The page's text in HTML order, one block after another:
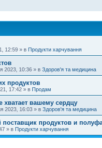
12:59 » в Продукти харчування
2023, 10:36 » в Здоров'я та медицина
продуктов
17:42 » в Продам
хватает вашему сердцу
2023, 16:03 » в Здоров'я та медицина
продуктов и
» в Продукти харчування